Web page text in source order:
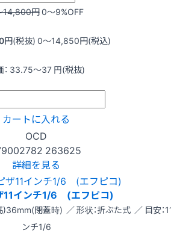
14,800円0〜9%OFF
円(税抜) 0〜14,850円(税込)
33.75〜37 円(税抜)
カートに入れる
OCD
263625
詳細を見る
11インチ1/6 (エフピコ)
閉蓋時) ／ 形状：折ぶた式 ／ 目安：
ンチ1/6